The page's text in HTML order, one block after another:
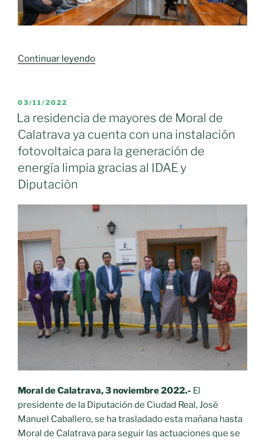
Continuar leyendo«La
la
Junta
apoyo
económico
residencias
de
mayores
gestionadas
por
ayuntamientos
de
la
provincia»
PUBLICADO
EL
03/11/2022
La residencia de mayores de Moral de
Calatrava ya cuenta con una instalación
fotovoltaica para la generación de
energía limpia gracias al IDAE y
Diputación
Moral de Calatrava, 3 noviembre 2022.- El
presidente de la Diputación de Ciudad Real, José
Manuel Caballero, se ha trasladado esta mañana hasta
Moral de Calatrava para seguir las actuaciones que se